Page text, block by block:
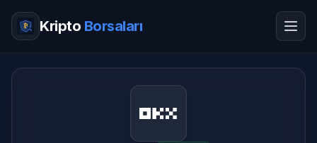
Kripto Borsaları